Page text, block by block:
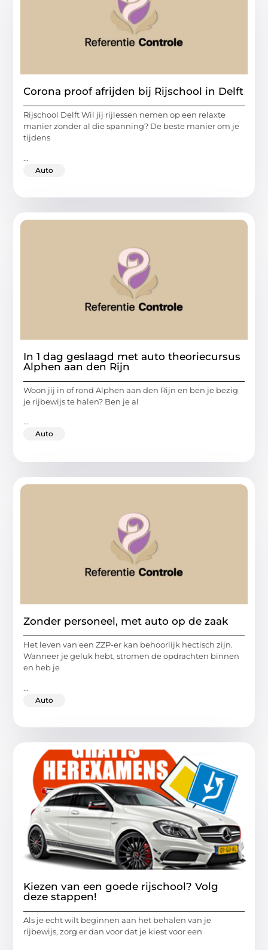
Corona proof afrijden bij Rijschool in Delft
Rijschool Delft Wil jij rijlessen nemen op een relaxte
manier zonder al die spanning? De beste manier om je
tijdens
...
Auto
In 1 dag geslaagd met auto theoriecursus
Alphen aan den Rijn
Woon jij in of rond Alphen aan den Rijn en ben je bezig
je rijbewijs te halen? Ben je al
...
Auto
Zonder personeel, met auto op de zaak
Het leven van een ZZP-er kan behoorlijk hectisch zijn.
Wanneer je geluk hebt, stromen de opdrachten binnen
en heb je
...
Auto
Kiezen van een goede rijschool? Volg
deze stappen!
Als je echt wilt beginnen aan het behalen van je
rijbewijs, zorg er dan voor dat je kiest voor een